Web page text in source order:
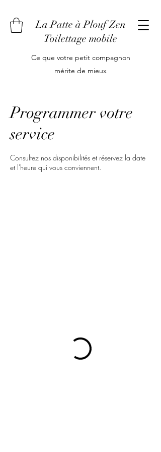
La Patte à Plouf Zen
Toilettage mobile
Ce que votre petit compagnon
mérite de mieux
Programmer votre
service
Consultez nos disponibilités et réservez la date
et l'heure qui vous conviennent.